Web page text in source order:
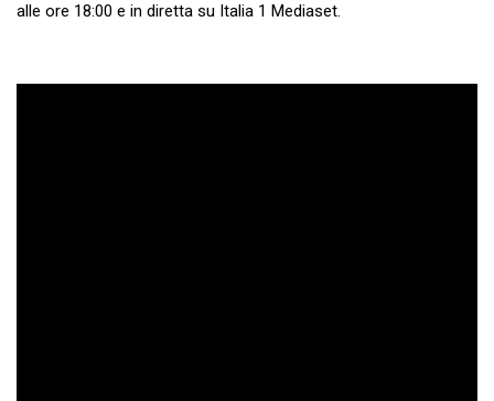
alle ore 18:00 e in diretta su Italia 1 Mediaset.